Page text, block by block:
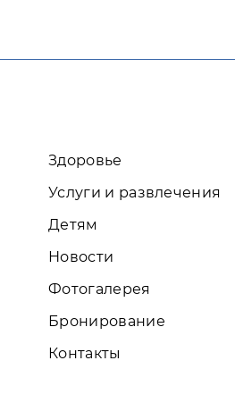
Здоровье
Услуги и развлечения
Детям
Новости
Фотогалерея
Бронирование
Контакты